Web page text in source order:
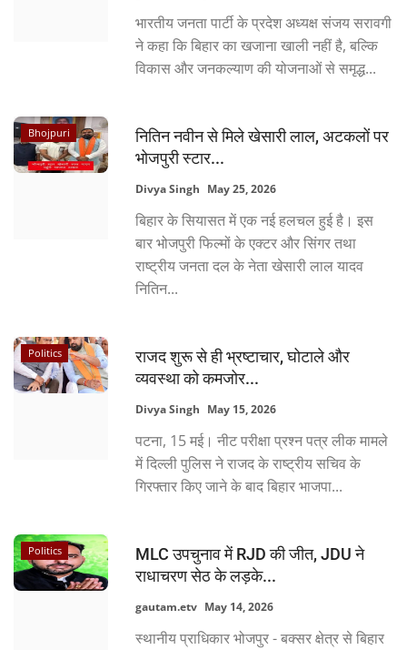
English
भारतीय जनता पार्टी के प्रदेश अध्यक्ष संजय सरावगी
ने कहा कि बिहार का खजाना खाली नहीं है, बल्कि
विकास और जनकल्याण की योजनाओं से समृद्ध...
Bhojpuri
नितिन नवीन से मिले खेसारी लाल, अटकलों पर
भोजपुरी स्टार...
Divya Singh May 25, 2026
बिहार के सियासत में एक नई हलचल हुई है। इस
बार भोजपुरी फिल्मों के एक्टर और सिंगर तथा
राष्ट्रीय जनता दल के नेता खेसारी लाल यादव
नितिन...
Politics
राजद शुरू से ही भ्रष्टाचार, घोटाले और
व्यवस्था को कमजोर...
Divya Singh May 15, 2026
पटना, 15 मई। नीट परीक्षा प्रश्न पत्र लीक मामले
में दिल्ली पुलिस ने राजद के राष्ट्रीय सचिव के
गिरफ्तार किए जाने के बाद बिहार भाजपा...
Politics
MLC उपचुनाव में RJD की जीत, JDU ने
राधाचरण सेठ के लड़के...
gautam.etv May 14, 2026
स्थानीय प्राधिकार भोजपुर - बक्सर क्षेत्र से बिहार